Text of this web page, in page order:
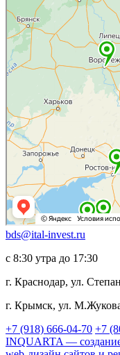
bds@ital-invest.ru
с 8:30 утра до 17:30
г. Краснодар, ул.
г. Крымск, ул.
+7 (918) 666-04-70 +7
INQUARTA —